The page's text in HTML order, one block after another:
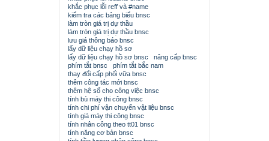
khắc phục lỗi reff và #name
kiểm tra các bảng biểu bnsc
làm tròn giá trị dự thầu
làm tròn giá trị dự thầu bnsc
lưu giá thông báo bnsc
lấy dữ liệu chạy hồ sơ
lấy dữ liệu chạy hồ sơ bnsc
nâng cấp bnsc
phím tắt bnsc
phím tắt bắc nam
thay đổi cấp phối vữa bnsc
thêm công tác mới bnsc
thêm hệ số cho công việc bnsc
tính bù máy thi công bnsc
tính chi phí vận chuyển vật liệu bnsc
tính giá máy thi công bnsc
tính nhân công theo tt01 bnsc
tính năng cơ bản bnsc